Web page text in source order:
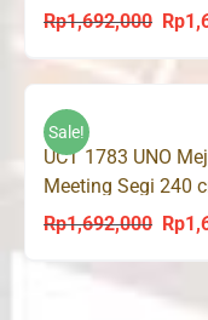
Rp1,692,000
was:
Rp
Sale!
UCT 1783 UNO
Meeting Segi 240
Rp1,692,000 Rp